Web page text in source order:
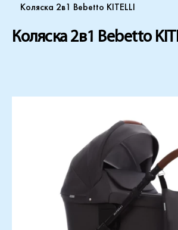
Коляска 2в1 Bebetto KITELLI
Коляска 2в1 Bebetto